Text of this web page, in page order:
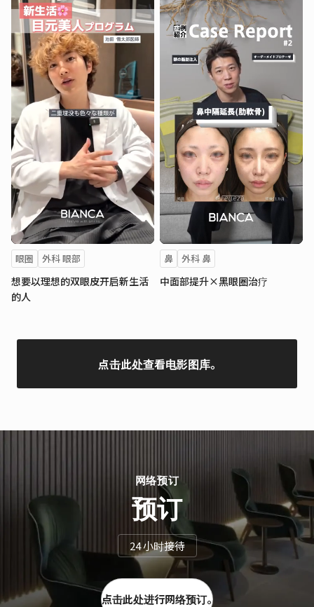
眼圈 外科 眼部
想要以理想的双眼皮开启新生活
的人
鼻 外科 鼻
中面部提升×黑眼圈治疗
点击此处查看电影图库。
网络预订
预订
24 小时接待
点击此处进行网络预订。